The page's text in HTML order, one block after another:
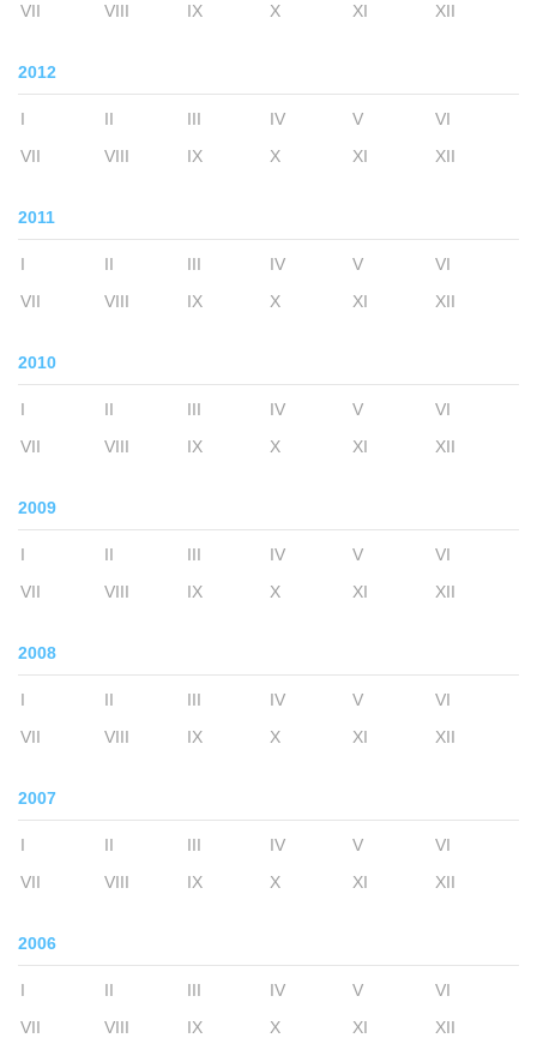
VII
VIII IX X XI XII
2012
I II III IV V
VI
VII
VIII IX X XI XII
2011
I II III IV V
VI
VII
VIII IX X XI XII
2010
I II III IV V
VI
VII
VIII IX X XI XII
2009
I II III IV V
VI
VII
VIII IX X XI XII
2008
I II III IV V
VI
VII
VIII IX X XI XII
2007
I II III IV V
VI
VII
VIII IX X XI XII
2006
I II III IV V
VI
VII
VIII IX X XI XII